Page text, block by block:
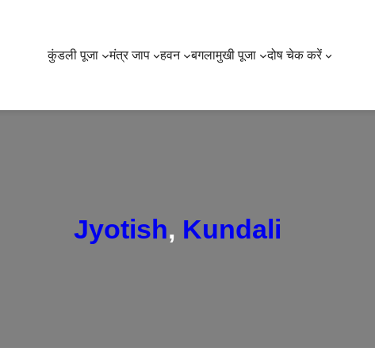
कुंडली पूजा मंत्र जाप हवन बगलामुखी पूजा दोष चेक करें
Jyotish, Kundali